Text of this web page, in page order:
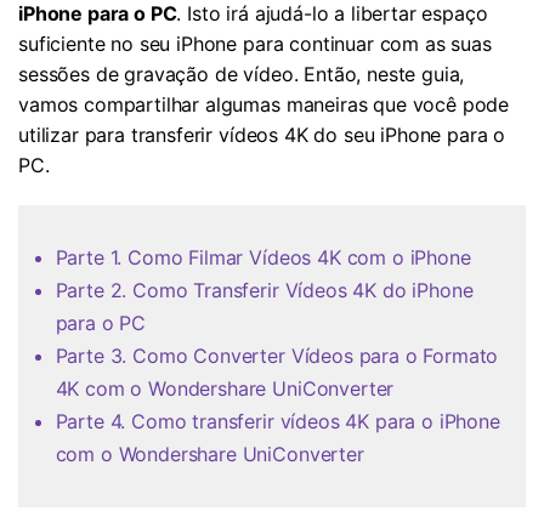
iPhone para o PC. Isto irá ajudá-lo a libertar espaço
suficiente no seu iPhone para continuar com as suas
sessões de gravação de vídeo. Então, neste guia,
vamos compartilhar algumas maneiras que você pode
utilizar para transferir vídeos 4K do seu iPhone para o
PC.
Parte 1. Como Filmar Vídeos 4K com o iPhone
Parte 2. Como Transferir Vídeos 4K do iPhone
para o PC
Parte 3. Como Converter Vídeos para o Formato
4K com o Wondershare UniConverter
Parte 4. Como transferir vídeos 4K para o iPhone
com o Wondershare UniConverter